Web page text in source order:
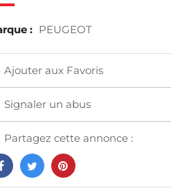
: PEUGEOT
Ajouter aux Favoris
Signaler un abus
Partagez cette annonce :